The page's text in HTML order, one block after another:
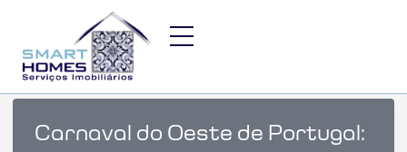
content
Carnaval do Oeste de Portugal: